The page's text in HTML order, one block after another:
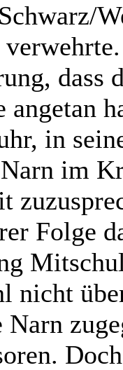
dass
angetan
in
im
Folge
nicht
Narn